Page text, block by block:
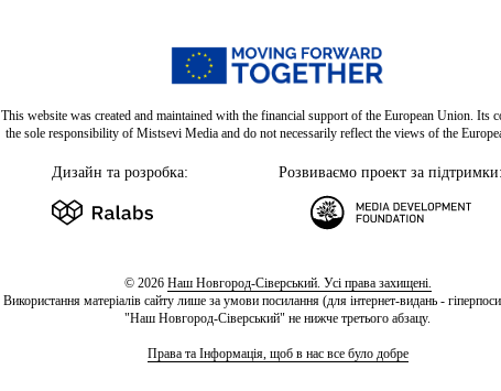
This website was created and maintained with the financial support of the European Union. Its
the sole responsibility of Mistsevi Media and do not necessarily reflect the views of the
Дизайн та розробка: Розвиваємо проект за підтримки:
© 2026 Наш Новгород-Сіверський. Усі права захищені.
Використання матеріалів сайту лише за умови посилання (для інтернет-видань -
"Наш Новгород-Сіверський" не нижче третього абзацу.
Права та Інформація, щоб в нас все було добре